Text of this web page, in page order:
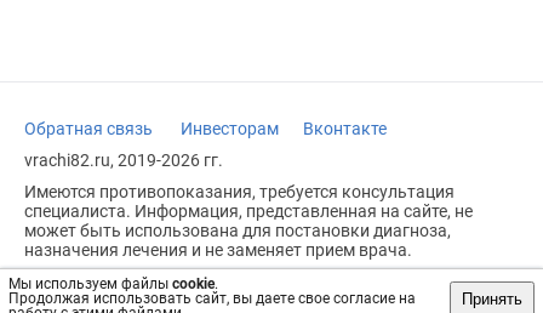
Мы используем файлы cookie.
Продолжая использовать сайт, вы даете свое согласие на
Принять
Обратная связь Инвесторам
Вконтакте
vrachi82.ru, 2019-2026 гг.
Имеются противопоказания, требуется консультация
специалиста. Информация, представленная на сайте, не
может быть использована для постановки диагноза,
назначения лечения и не заменяет прием врача.
Возрастное ограничение: 18+